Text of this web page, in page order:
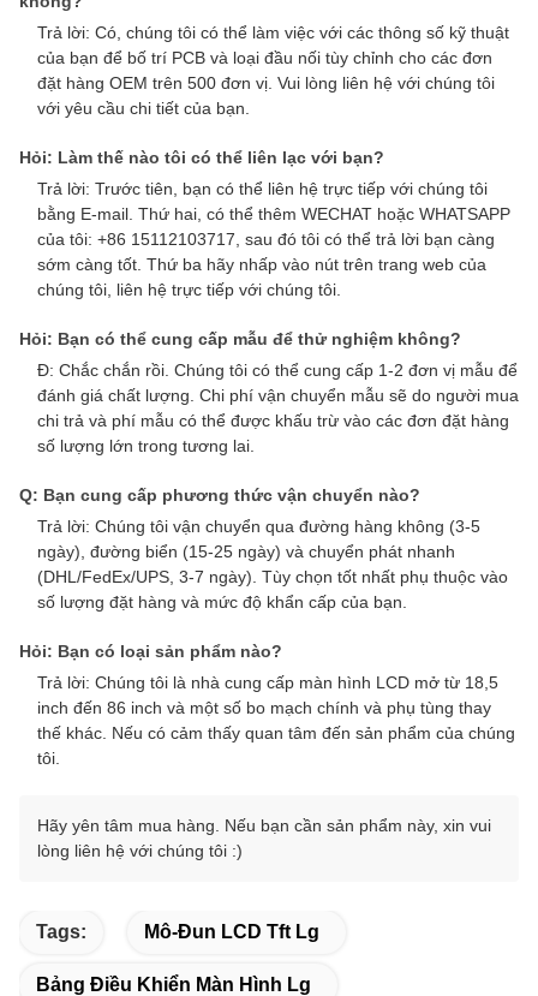
Trả lời: Có, chúng tôi có thể làm việc với các thông số kỹ thuật
của bạn để bố trí PCB và loại đầu nối tùy chỉnh cho các đơn
đặt hàng OEM trên 500 đơn vị. Vui lòng liên hệ với chúng tôi
với yêu cầu chi tiết của bạn.
Hỏi: Làm thế nào tôi có thể liên lạc với bạn?
Trả lời: Trước tiên, bạn có thể liên hệ trực tiếp với chúng tôi
bằng E-mail. Thứ hai, có thể thêm WECHAT hoặc WHATSAPP
của tôi: +86 15112103717, sau đó tôi có thể trả lời bạn càng
sớm càng tốt. Thứ ba hãy nhấp vào nút trên trang web của
chúng tôi, liên hệ trực tiếp với chúng tôi.
Hỏi: Bạn có thể cung cấp mẫu để thử nghiệm không?
Đ: Chắc chắn rồi. Chúng tôi có thể cung cấp 1-2 đơn vị mẫu để
đánh giá chất lượng. Chi phí vận chuyển mẫu sẽ do người mua
chi trả và phí mẫu có thể được khấu trừ vào các đơn đặt hàng
số lượng lớn trong tương lai.
Q: Bạn cung cấp phương thức vận chuyển nào?
Trả lời: Chúng tôi vận chuyển qua đường hàng không (3-5
ngày), đường biển (15-25 ngày) và chuyển phát nhanh
(DHL/FedEx/UPS, 3-7 ngày). Tùy chọn tốt nhất phụ thuộc vào
số lượng đặt hàng và mức độ khẩn cấp của bạn.
Hỏi: Bạn có loại sản phẩm nào?
Trả lời: Chúng tôi là nhà cung cấp màn hình LCD mở từ 18,5
inch đến 86 inch và một số bo mạch chính và phụ tùng thay
thế khác. Nếu có cảm thấy quan tâm đến sản phẩm của chúng
tôi.
Hãy yên tâm mua hàng. Nếu bạn cần sản phẩm này, xin vui
lòng liên hệ với chúng tôi :)
Tags: Mô-Đun LCD Tft Lg
Bảng Điều Khiển Màn Hình Lg